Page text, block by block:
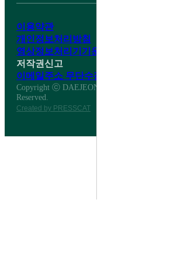
이용약관
개인정보처리방침
영상정보처리기기운영·관리방침
저작권신고
이메일주소 무단수집거부
Copyright ⓒ DAEJEON DAESHIN HIGH
Reserved.
Created by PRESSCAT